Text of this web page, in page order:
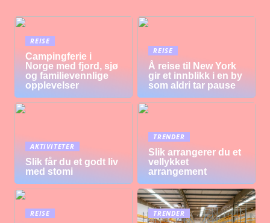
REISE
Campingferie i
Norge med fjord, sjø
og familievennlige
opplevelser
REISE
Å reise til New York
gir et innblikk i en by
som aldri tar pause
AKTIVITETER
Slik får du et godt liv
med stomi
TRENDER
Slik arrangerer du et
vellykket
arrangement
REISE TRENDER